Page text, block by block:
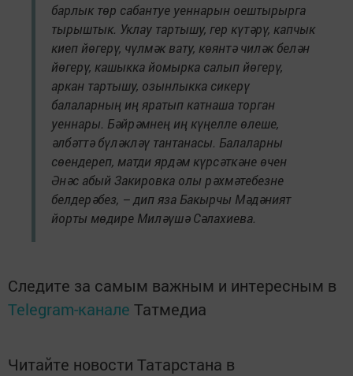
барлык төр сабантуе уеннарын оештырырга
тырыштык. Уклау тартышу, гер күтәрү, капчык
киеп йөгерү, чүлмәк вату, көянтә чиләк белән
йөгерү, кашыкка йомырка салып йөгерү,
аркан тартышу, озынлыкка сикерү
балаларның иң яратып катнаша торган
уеннары. Бәйрәмнең иң күңелле өлеше,
әлбәттә бүләкләү тантанасы. Балаларны
сөендереп, матди ярдәм күрсәткәне өчен
Әнәс абый Закировка олы рәхмәтебезне
белдерәбез, – дип яза Бакырчы Мәдәният
йорты мөдире Миләүшә Сәлахиева.
Следите за самым важным и интересным в
Telegram-канале Татмедиа
Читайте новости Татарстана в